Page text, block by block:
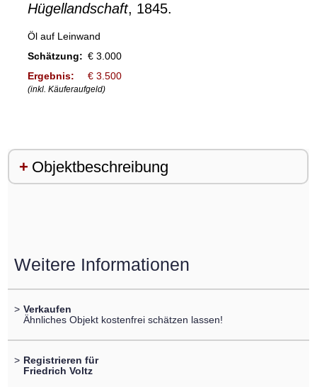
Hügellandschaft, 1845.
Öl auf Leinwand
Schätzung: € 3.000
Ergebnis:
€ 3.500
(inkl. Käuferaufgeld)
Objektbeschreibung
Weitere Informationen
> Verkaufen
Ähnliches Objekt kostenfrei schätzen lassen!
> Registrieren für
Friedrich Voltz